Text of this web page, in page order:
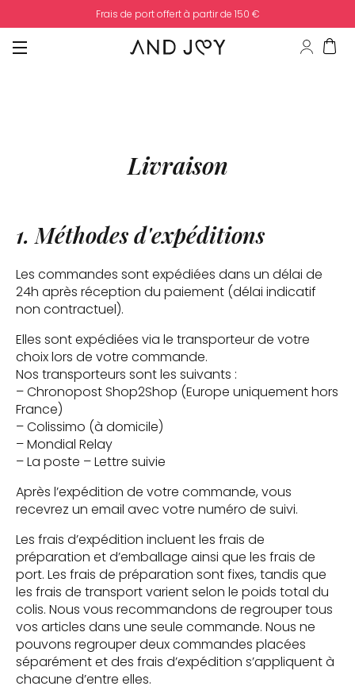
Frais de port offert à partir de 150 €
Livraison
1. Méthodes d'expéditions
Les commandes sont expédiées dans un délai de
24h après réception du paiement (délai indicatif
non contractuel).
Elles sont expédiées via le transporteur de votre
choix lors de votre commande.
Nos transporteurs sont les suivants :
– Chronopost Shop2Shop (Europe uniquement hors
France)
– Colissimo (à domicile)
– Mondial Relay
– La poste – Lettre suivie
Après l’expédition de votre commande, vous
recevrez un email avec votre numéro de suivi.
Les frais d’expédition incluent les frais de
préparation et d’emballage ainsi que les frais de
port. Les frais de préparation sont fixes, tandis que
les frais de transport varient selon le poids total du
colis. Nous vous recommandons de regrouper tous
vos articles dans une seule commande. Nous ne
pouvons regrouper deux commandes placées
séparément et des frais d’expédition s’appliquent à
chacune d’entre elles.